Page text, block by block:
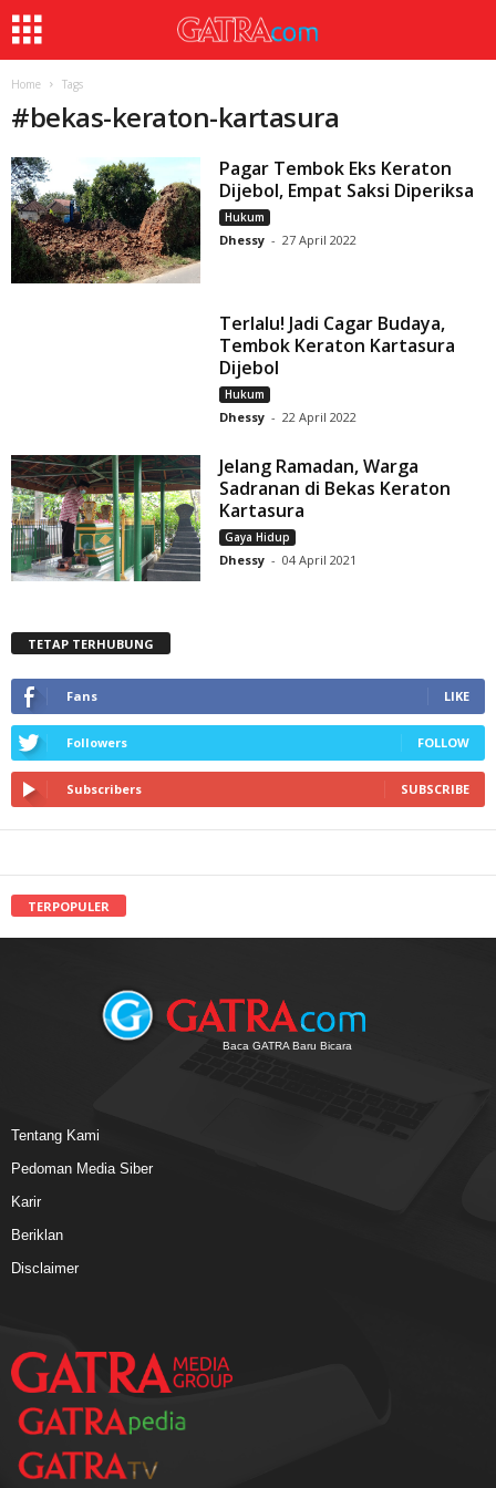
Home Tags
#bekas-keraton-kartasura
Pagar Tembok Eks Keraton
Dijebol, Empat Saksi Diperiksa
Hukum
Dhessy - 27 April 2022
Terlalu! Jadi Cagar Budaya,
Tembok Keraton Kartasura
Dijebol
Hukum
Dhessy - 22 April 2022
Jelang Ramadan, Warga
Sadranan di Bekas Keraton
Kartasura
Gaya Hidup
Dhessy - 04 April 2021
TETAP TERHUBUNG
Fans LIKE
Followers FOLLOW
Subscribers SUBSCRIBE
TERPOPULER
Baca GATRA Baru Bicara
Tentang Kami
Pedoman Media Siber
Karir
Beriklan
Disclaimer